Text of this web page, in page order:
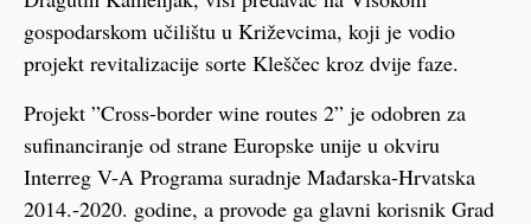
gospodarskom učilištu u Križevcima, koji je vodio
projekt revitalizacije sorte Kleščec kroz dvije faze.
Projekt ”Cross-border wine routes 2” je odobren za
sufinanciranje od strane Europske unije u okviru
Interreg V-A Programa suradnje Mađarska-Hrvatska
2014.-2020. godine, a provode ga glavni korisnik Grad